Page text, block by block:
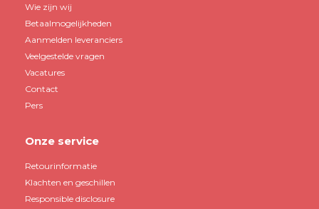
Wie zijn wij
Betaalmogelijkheden
Aanmelden leveranciers
Veelgestelde vragen
Vacatures
Contact
Pers
Onze service
Retourinformatie
Klachten en geschillen
Responsible disclosure